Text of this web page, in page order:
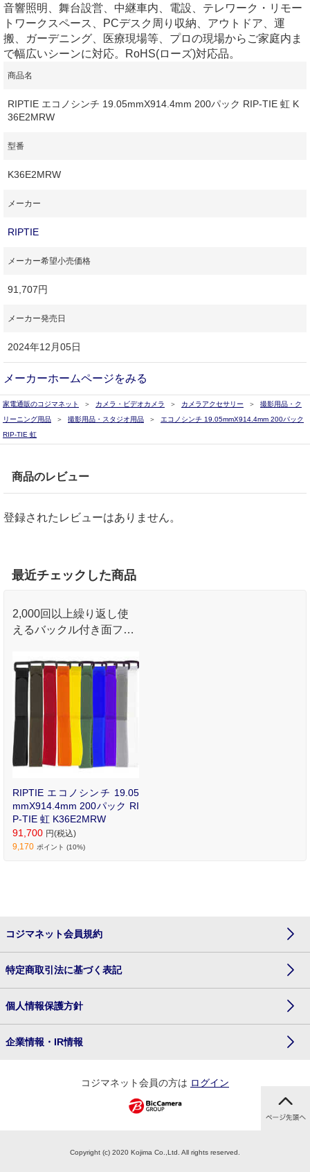
音響照明、舞台設営、中継車内、電設、テレワーク・リモー
トワークスペース、PCデスク周り収納、アウトドア、運
搬、ガーデニング、医療現場等、プロの現場からご家庭内ま
で幅広いシーンに対応。RoHS(ローズ)対応品。
商品名
RIPTIE エコノシンチ 19.05mmX914.4mm 200パック RIP-TIE 虹 K
36E2MRW
型番
K36E2MRW
メーカー
RIPTIE
メーカー希望小売価格
91,707円
メーカー発売日
2024年12月05日
メーカーホームページをみる
家電通販のコジマネット カメラ・ビデオカメラ カメラアクセサリー
撮影用品・ク
リーニング用品
撮影用品・スタジオ用品
エコノシンチ 19.05mmX914.4mm 200パック
RIP-TIE 虹
商品のレビュー
登録されたレビューはありません。
最近チェックした商品
2,000回以上繰り返し使
えるバックル付き面ファ
ばるケーブル類や荷物を
スマートに管理。
RIPTIE エコノシンチ 19.05
mmX914.4mm 200パック RI
P-TIE 虹 K36E2MRW
91,700 円(税込)
9,170 ポイント (10%)
コジマネット会員規約
特定商取引法に基づく表記
個人情報保護方針
企業情報・IR情報
コジマネット会員の方は ログイン
Copyright (c) 2020 Kojima Co.,Ltd. All rights reserved.